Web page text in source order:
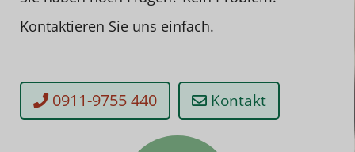
Kontaktieren Sie uns einfach.
0911-9755 440 Kontakt